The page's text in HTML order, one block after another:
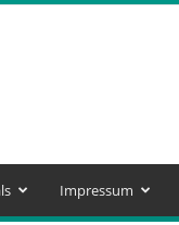
Impressum